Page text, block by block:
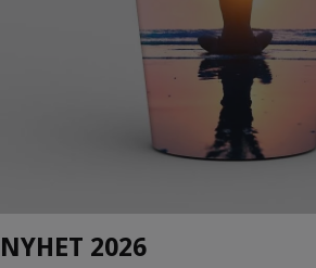
NYHET 2026